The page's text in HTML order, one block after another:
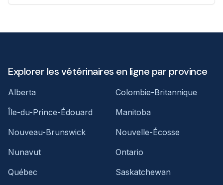
Explorer les vétérinaires en ligne par province
Alberta
Colombie-Britannique
Île-du-Prince-Édouard
Manitoba
Nouveau-Brunswick
Nouvelle-Écosse
Nunavut
Ontario
Québec
Saskatchewan